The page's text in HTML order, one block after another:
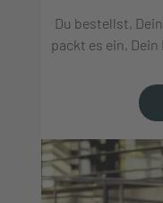
Du bestellst,
packt es ein,